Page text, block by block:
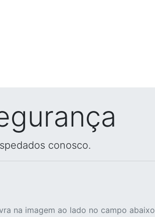
conosco.
na imagem ao lado no campo abaixo